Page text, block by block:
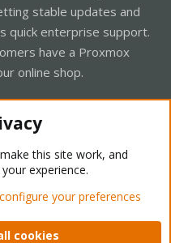
stable updates and
quick enterprise support.
have a Proxmox
online shop.
- Light Mode
policy Help Home
this site work, and
experience.
your preferences
cookies